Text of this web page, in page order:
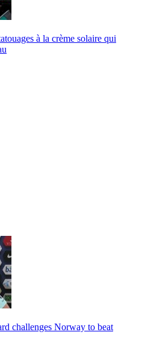
à la crème solaire qui
challenges Norway to beat